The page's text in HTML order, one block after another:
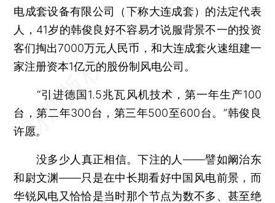
电成套设备有限公司（下称大连成套）的法定代表
人，41岁的韩俊良好不容易才说服背景不一的投资
客们掏出7000万元人民币，和大连成套火速组建一
家注册资本1亿元的股份制风电公司。
“引进德国1.5兆瓦风机技术，第一年生产100
台，第二年300台，第三年500至600台。”韩俊良
许愿。
没多少人真正相信。下注的人——譬如阚治东
和尉文渊——只是在中长期看好中国风电前景，而
华锐风电又恰恰是当时那个节点为数不多、甚至绝